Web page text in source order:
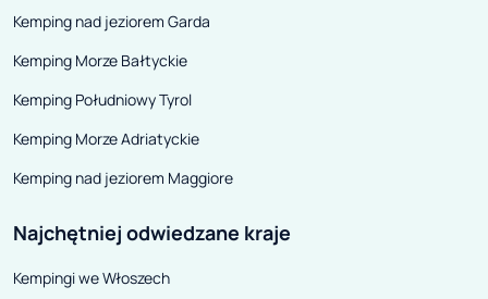
Kemping nad jeziorem Garda
Kemping Morze Bałtyckie
Kemping Południowy Tyrol
Kemping Morze Adriatyckie
Kemping nad jeziorem Maggiore
Najchętniej odwiedzane kraje
Kempingi we Włoszech